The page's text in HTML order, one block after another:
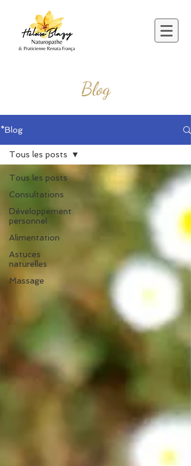
Blog
*Blog
Tous les posts
Consultations
Développement
personnel
Alimentation
Astuces
naturelles
Massage
Tous les posts